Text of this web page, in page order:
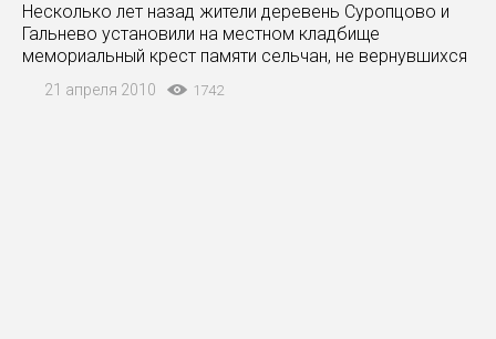
Несколько лет назад жители деревень Суропцово и
Гальнево установили на местном кладбище
мемориальный крест памяти сельчан, не вернувшихся
с полей сражений в Великой Отечественной войне. На
кресте укрепили табличку с именами погибших. Возле
21 апреля 2010 1742